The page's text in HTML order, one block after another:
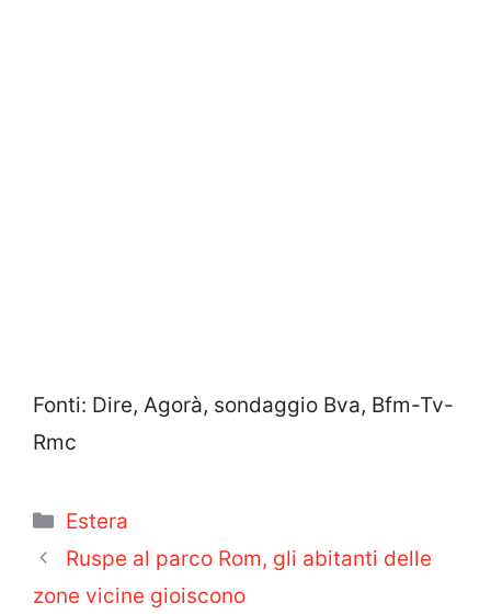
Fonti: Dire, Agorà, sondaggio Bva, Bfm-Tv-
Rmc
Categorie
Estera
Ruspe al parco Rom, gli abitanti delle
zone vicine gioiscono